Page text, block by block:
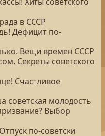
в СССР
Дефицит по-
Вещи времен СССР
Секреты советского
Счастливое
советская молодость
Выбор
по-советски